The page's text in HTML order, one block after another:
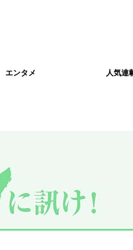
エンタメ 人気連